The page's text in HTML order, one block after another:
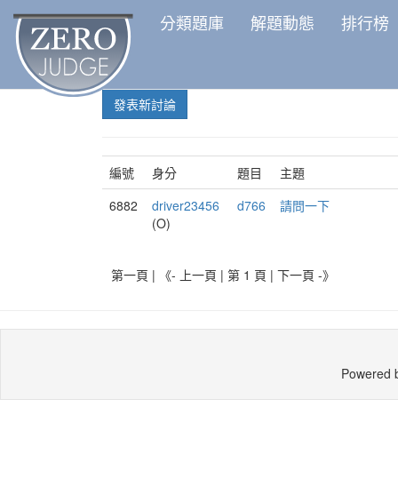
分類題庫 解題動態 排行榜
發表新討論
編號 身分 題目
主題
6882
driver23456
(O)
d766 請問一下
第一頁 | 《- 上一頁 | 第 1 頁 | 下一頁 -》
Powered